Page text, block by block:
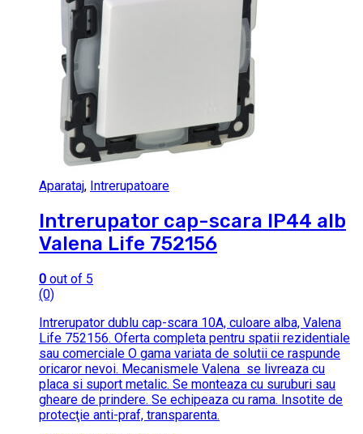
Aparataj, Intrerupatoare
Intrerupator cap-scara IP44 alb
Valena Life 752156
0 out of 5
(0)
Intrerupator dublu cap-scara 10A, culoare alba, Valena
Life 752156. Oferta completa pentru spatii rezidentiale
sau comerciale O gama variata de solutii ce raspunde
oricaror nevoi. Mecanismele Valena se livreaza cu
placa si suport metalic. Se monteaza cu suruburi sau
gheare de prindere. Se echipeaza cu rama. Insotite de
protecţie anti-praf, transparenta.